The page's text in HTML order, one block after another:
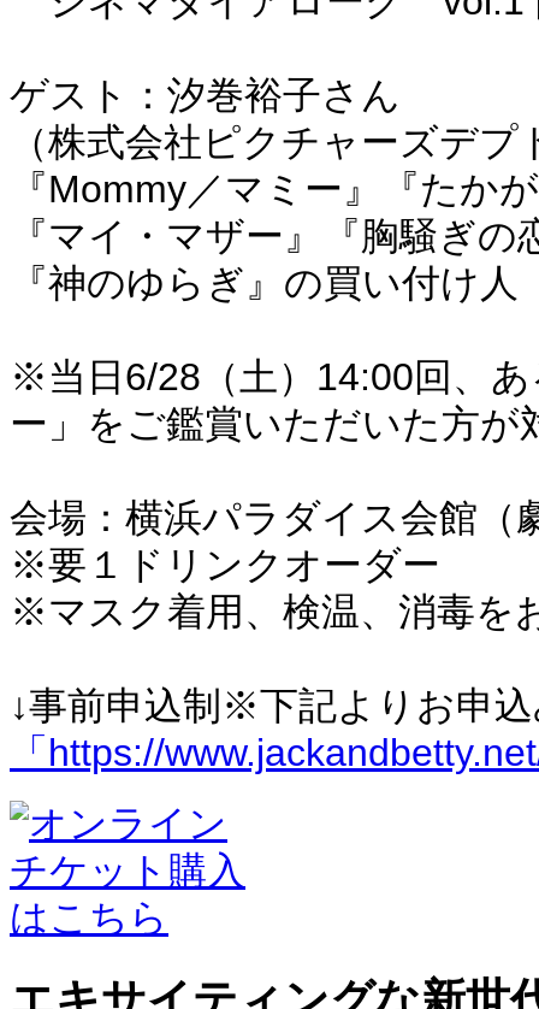
ゲスト：汐巻裕子さん
（株式会社ピクチャーズデ
『Mommy／マミー』『たか
『マイ・マザー』『胸騒ぎの
『神のゆらぎ』の買い付け人
※当日6/28（土）14:00回、
ー」をご鑑賞いただいた方が
会場：横浜パラダイス会館（
※要１ドリンクオーダー
※マスク着用、検温、消毒を
↓事前申込制※下記よりお申
「https://